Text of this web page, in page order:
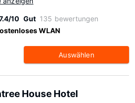
10 Gut 135 bewertungen
WLAN
Auswählen
House Hotel